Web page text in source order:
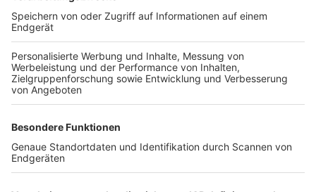
TOP-VEREINE
TOP-PARTNER